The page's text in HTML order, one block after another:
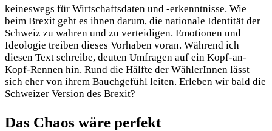
keineswegs für Wirtschaftsdaten und -erkenntnisse. Wie
beim Brexit geht es ihnen darum, die nationale Identität der
Schweiz zu wahren und zu verteidigen. Emotionen und
Ideologie treiben dieses Vorhaben voran. Während ich
diesen Text schreibe, deuten Umfragen auf ein Kopf-an-
Kopf-Rennen hin. Rund die Hälfte der WählerInnen lässt
sich eher von ihrem Bauchgefühl leiten. Erleben wir bald die
Schweizer Version des Brexit?
Das Chaos wäre perfekt